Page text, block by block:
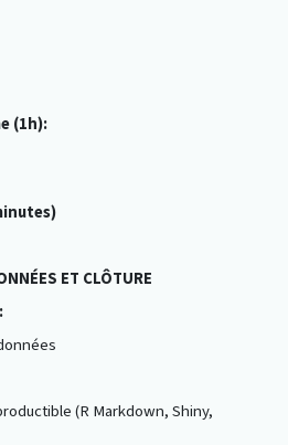
(1h):
ET CLÔTURE
(R Markdown, Shiny,